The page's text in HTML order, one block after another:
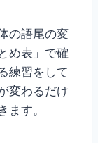
の語尾の変
め表」で確
練習をして
変わるだけ
ます。